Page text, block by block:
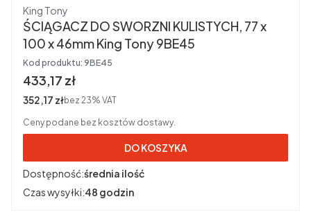
Producent
King Tony
ŚCIĄGACZ DO SWORZNI KULISTYCH, 77 x
100 x 46mm King Tony 9BE45
Kod produktu: 9BE45
Cena brutto
433,17 zł
Cena netto
352,17 złbez 23% VAT
Ceny podane bez kosztów dostawy.
DO KOSZYKA
Dostępność:średnia ilość
Czas wysyłki:48 godzin